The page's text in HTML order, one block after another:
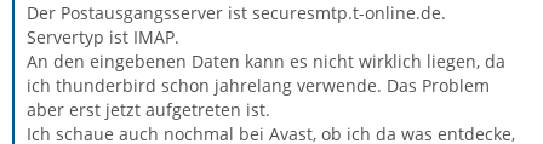
Der Postausgangsserver ist securesmtp.t-online.de.
Servertyp ist IMAP.
An den eingebenen Daten kann es nicht wirklich liegen, da
ich thunderbird schon jahrelang verwende. Das Problem
aber erst jetzt aufgetreten ist.
Ich schaue auch nochmal bei Avast, ob ich da was entdecke,